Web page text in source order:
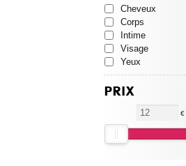
Urinaire
Vision
Nutritif
Grossesse
Autobronzant
Soins quotidiens
Cheveux
Corps
Intime
Visage
Yeux
PRIX
€